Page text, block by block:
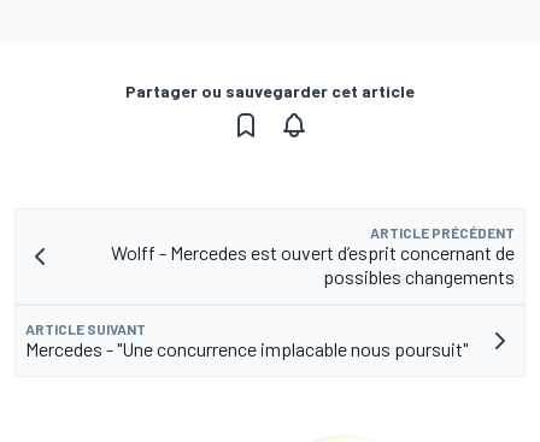
Partager ou sauvegarder cet article
ARTICLE PRÉCÉDENT
Wolff - Mercedes est ouvert d’esprit concernant de
possibles changements
ARTICLE SUIVANT
Mercedes - "Une concurrence implacable nous poursuit"